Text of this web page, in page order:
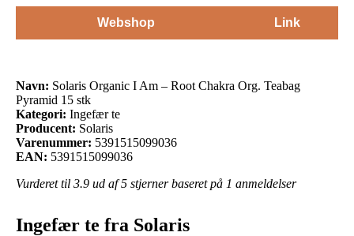
Webshop Link
Navn: Solaris Organic I Am – Root Chakra Org. Teabag
Pyramid 15 stk
Kategori: Ingefær te
Producent: Solaris
Varenummer: 5391515099036
EAN: 5391515099036
Vurderet til 3.9 ud af 5 stjerner baseret på 1 anmeldelser
Ingefær te fra Solaris